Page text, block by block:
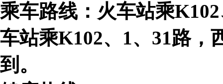
乘车路线：火车站乘
车站乘K102、1、31路，
到。